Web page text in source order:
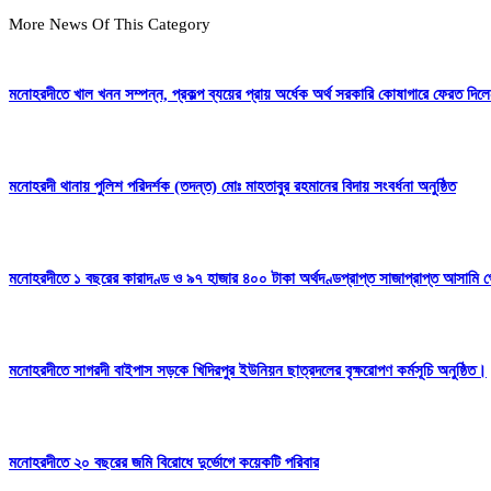
More News Of This Category
মনোহরদীতে খাল খনন সম্পন্ন, প্রকল্প ব্যয়ের প্রায় অর্ধেক অর্থ সরকারি কোষাগারে ফেরত
মনোহরদী থানায় পুলিশ পরিদর্শক (তদন্ত) মোঃ মাহতাবুর রহমানের বিদায় সংবর্ধনা অনুষ্ঠিত
মনোহরদীতে ১ বছরের কারাদণ্ড ও ৯৭ হাজার ৪০০ টাকা অর্থদণ্ডপ্রাপ্ত সাজাপ্রাপ্ত আসামি
মনোহরদীতে সাগরদী বাইপাস সড়কে খিদিরপুর ইউনিয়ন ছাত্রদলের বৃক্ষরোপণ কর্মসূচি অনুষ্ঠিত।
মনোহরদীতে ২০ বছরের জমি বিরোধে দুর্ভোগে কয়েকটি পরিবার